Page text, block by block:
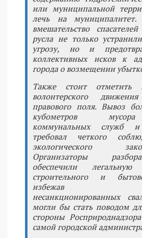
или муниципальной
лечь на муниципалитет.
вмешательство
русла не только
угрозу, но и
коллективных исков к
города о возмещении
Также стоит отметить
волонтерского
правового поля. Вывоз
кубометров
коммунальных служб и
требовал четкого
экологического
Организаторы
обеспечили легальную
строительного и
избежав
несанкционированных
могли бы стать поводом
стороны
самой городской